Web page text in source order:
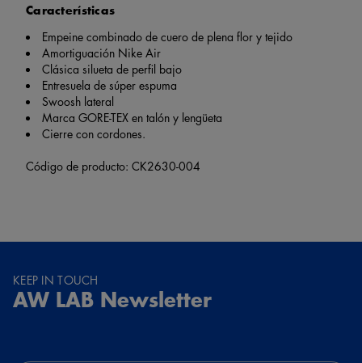
Características
Empeine combinado de cuero de plena flor y tejido
Amortiguación Nike Air
Clásica silueta de perfil bajo
Entresuela de súper espuma
Swoosh lateral
Marca GORE-TEX en talón y lengüeta
Cierre con cordones.
Código de producto: CK2630-004
KEEP IN TOUCH
AW LAB Newsletter